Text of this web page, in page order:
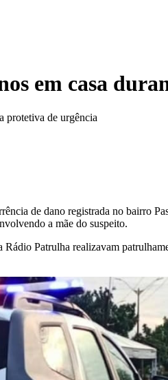
em casa
protetiva de urgência
de dano registrada no bairro
a mãe do suspeito.
Patrulha realizavam